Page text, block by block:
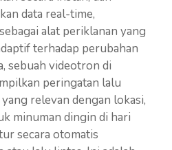
data real-time,
alat periklanan yang
terhadap perubahan
sebuah videotron di
peringatan lalu
yang relevan dengan lokasi,
minuman dingin di hari
secara otomatis